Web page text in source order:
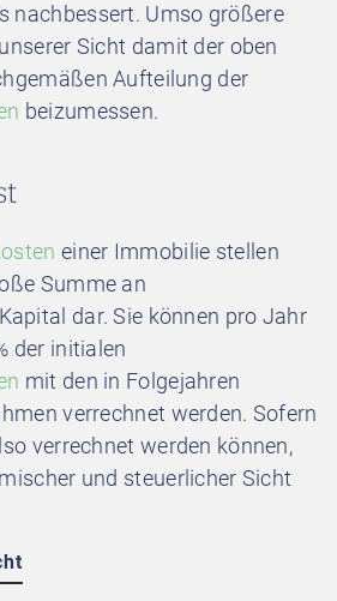
nachbessert. Umso größere
Sicht damit der oben
Aufteilung der
beizumessen.
einer Immobilie stellen
Summe an
dar. Sie können pro Jahr
der initialen
mit den in Folgejahren
verrechnet werden. Sofern
verrechnet werden können,
und steuerlicher Sicht